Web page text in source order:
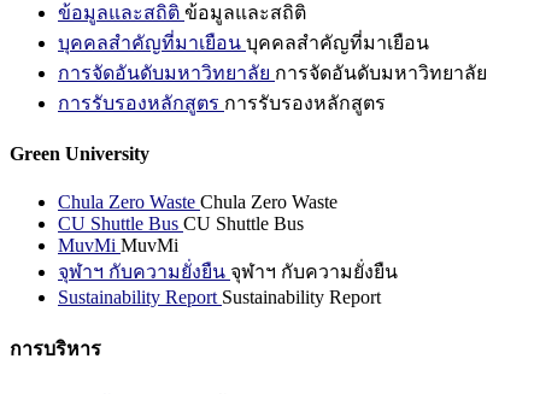
ข้อมูลและสถิติ ข้อมูลและสถิติ
บุคคลสำคัญที่มาเยือน บุคคลสำคัญที่มาเยือน
การจัดอันดับมหาวิทยาลัย การจัดอันดับมหาวิทยาลัย
การรับรองหลักสูตร การรับรองหลักสูตร
Green University
Chula Zero Waste Chula Zero Waste
CU Shuttle Bus CU Shuttle Bus
MuvMi MuvMi
จุฬาฯ กับความยั่งยืน จุฬาฯ กับความยั่งยืน
Sustainability Report Sustainability Report
การบริหาร